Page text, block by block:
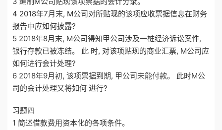
4 2018年7月末, M公司对所贴现的该项应收票据信息在财务
报告中应如何披露?
5 2018年8月末, M公司得知甲公司涉及一桩经济诉讼案件,
银行存款已被冻结。 此 时, 对该项贴现的商业汇票, M公司应
如何进行会计处理?
6 2018年9月初, 该项票据到期, 甲公司未能付款。 此时M公
司的会计处理又将如何 进行?
习题四
1 简述借款费用资本化的各项条件。